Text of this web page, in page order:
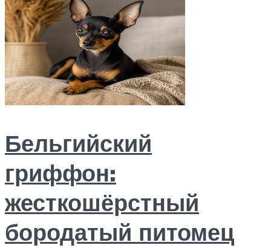
Бельгийский
гриффон:
жесткошёрстный
бородатый питомец